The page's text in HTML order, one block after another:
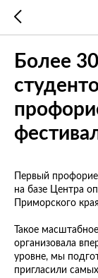
Более
Первый
на базе Центра
Приморского
Такое
организовала
уровне, мы
пригласили